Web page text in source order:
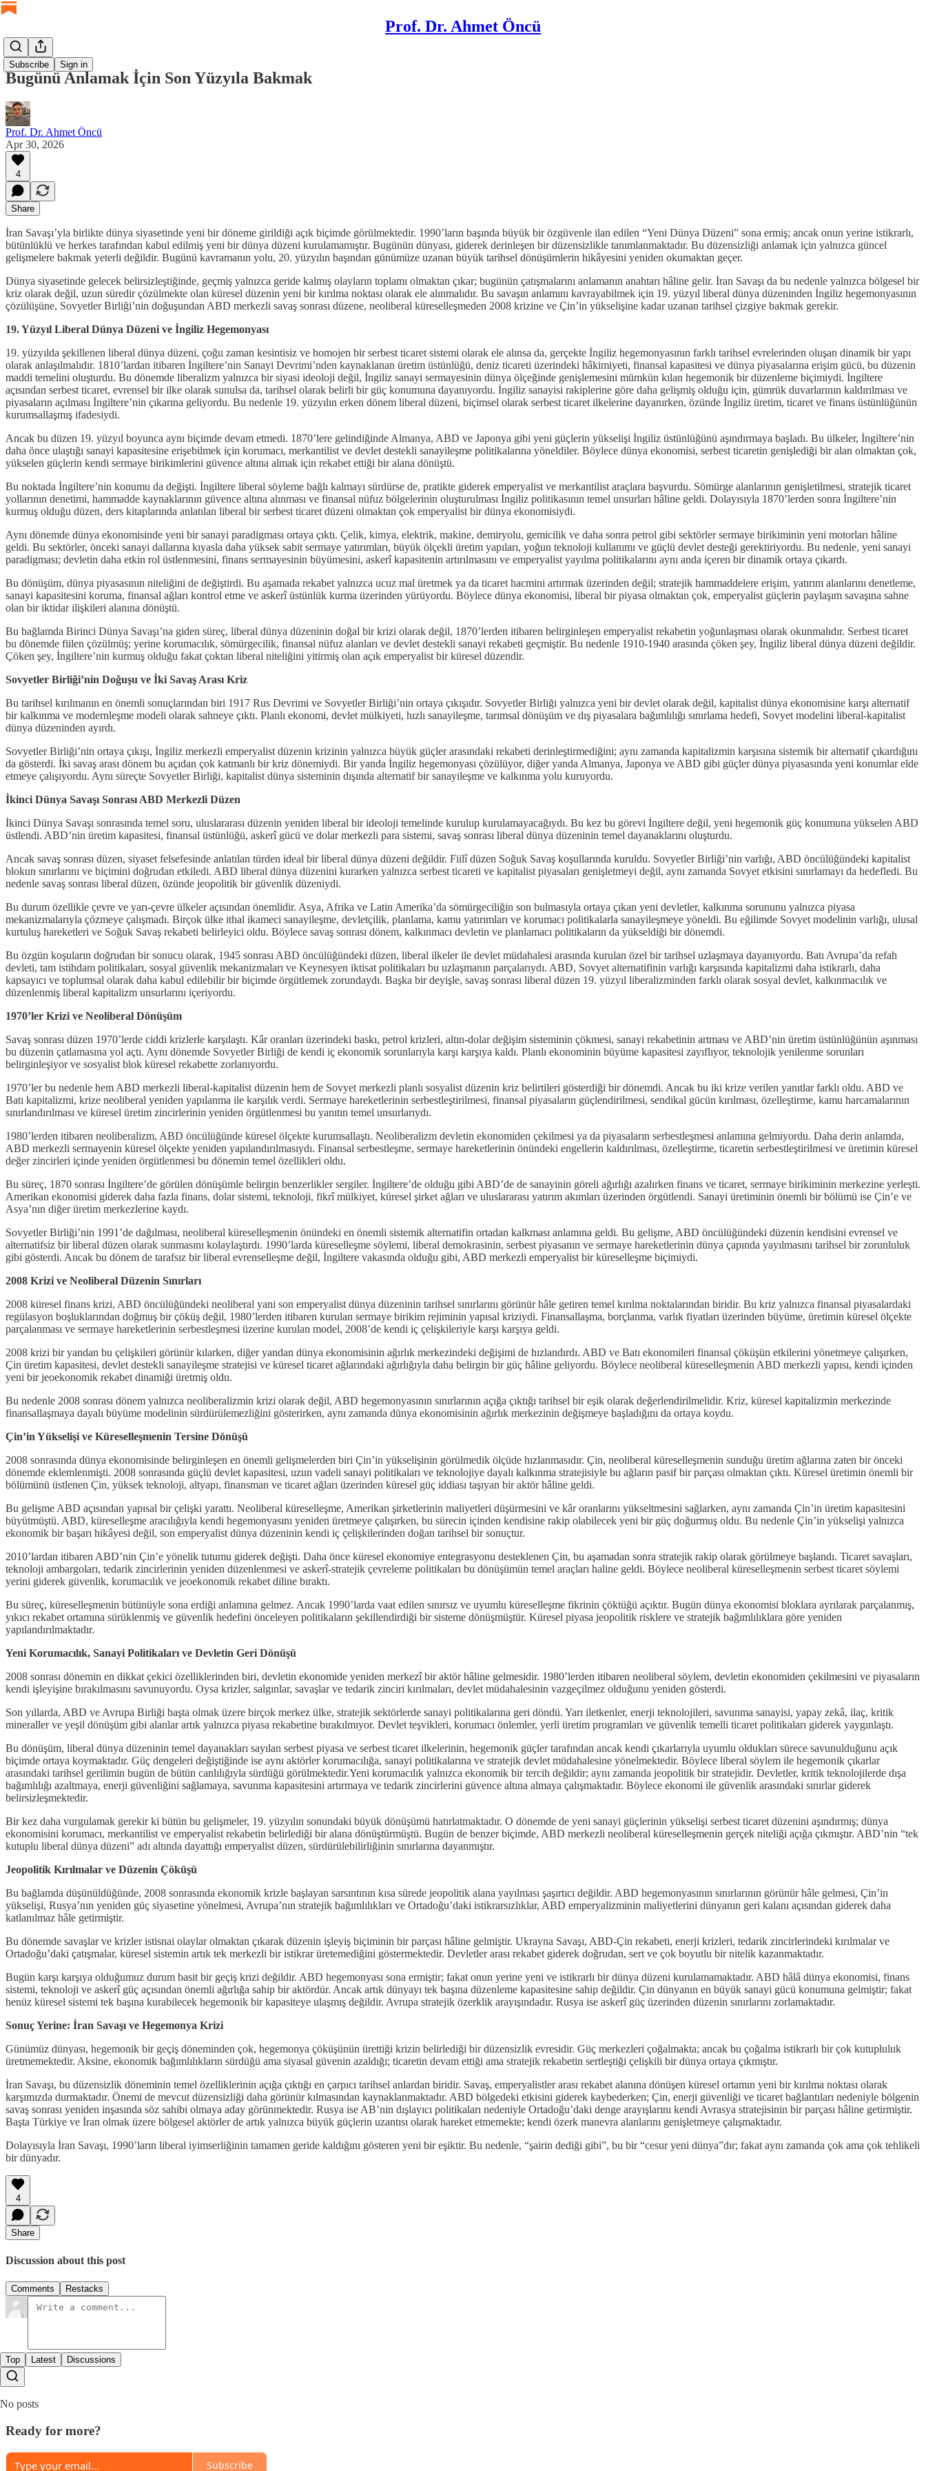
Prof. Dr. Ahmet Öncü
Subscribe Sign in
Bugünü Anlamak İçin Son Yüzyıla Bakmak
Prof. Dr. Ahmet Öncü
Apr 30, 2026
4
Share
İran Savaşı’yla birlikte dünya siyasetinde yeni bir döneme girildiği açık biçimde görülmektedir. 1990’ların başında büyük bir özgüvenle ilan edilen “Yeni Dünya Düzeni” sona ermiş; ancak onun yerine istikrarlı,
bütünlüklü ve herkes tarafından kabul edilmiş yeni bir dünya düzeni kurulamamıştır. Bugünün dünyası, giderek derinleşen bir düzensizlikle tanımlanmaktadır. Bu düzensizliği anlamak için yalnızca güncel
gelişmelere bakmak yeterli değildir. Bugünü kavramanın yolu, 20. yüzyılın başından günümüze uzanan büyük tarihsel dönüşümlerin hikâyesini yeniden okumaktan geçer.
Dünya siyasetinde gelecek belirsizleştiğinde, geçmiş yalnızca geride kalmış olayların toplamı olmaktan çıkar; bugünün çatışmalarını anlamanın anahtarı hâline gelir. İran Savaşı da bu nedenle yalnızca bölgesel bir
kriz olarak değil, uzun süredir çözülmekte olan küresel düzenin yeni bir kırılma noktası olarak ele alınmalıdır. Bu savaşın anlamını kavrayabilmek için 19. yüzyıl liberal dünya düzeninden İngiliz hegemonyasının
çözülüşüne, Sovyetler Birliği’nin doğuşundan ABD merkezli savaş sonrası düzene, neoliberal küreselleşmeden 2008 krizine ve Çin’in yükselişine kadar uzanan tarihsel çizgiye bakmak gerekir.
19. Yüzyıl Liberal Dünya Düzeni ve İngiliz Hegemonyası
19. yüzyılda şekillenen liberal dünya düzeni, çoğu zaman kesintisiz ve homojen bir serbest ticaret sistemi olarak ele alınsa da, gerçekte İngiliz hegemonyasının farklı tarihsel evrelerinden oluşan dinamik bir yapı
olarak anlaşılmalıdır. 1810’lardan itibaren İngiltere’nin Sanayi Devrimi’nden kaynaklanan üretim üstünlüğü, deniz ticareti üzerindeki hâkimiyeti, finansal kapasitesi ve dünya piyasalarına erişim gücü, bu düzenin
maddi temelini oluşturdu. Bu dönemde liberalizm yalnızca bir siyasi ideoloji değil, İngiliz sanayi sermayesinin dünya ölçeğinde genişlemesini mümkün kılan hegemonik bir düzenleme biçimiydi. İngiltere
açısından serbest ticaret, evrensel bir ilke olarak sunulsa da, tarihsel olarak belirli bir güç konumuna dayanıyordu. İngiliz sanayisi rakiplerine göre daha gelişmiş olduğu için, gümrük duvarlarının kaldırılması ve
piyasaların açılması İngiltere’nin çıkarına geliyordu. Bu nedenle 19. yüzyılın erken dönem liberal düzeni, biçimsel olarak serbest ticaret ilkelerine dayanırken, özünde İngiliz üretim, ticaret ve finans üstünlüğünün
kurumsallaşmış ifadesiydi.
Ancak bu düzen 19. yüzyıl boyunca aynı biçimde devam etmedi. 1870’lere gelindiğinde Almanya, ABD ve Japonya gibi yeni güçlerin yükselişi İngiliz üstünlüğünü aşındırmaya başladı. Bu ülkeler, İngiltere’nin
daha önce ulaştığı sanayi kapasitesine erişebilmek için korumacı, merkantilist ve devlet destekli sanayileşme politikalarına yöneldiler. Böylece dünya ekonomisi, serbest ticaretin genişlediği bir alan olmaktan çok,
yükselen güçlerin kendi sermaye birikimlerini güvence altına almak için rekabet ettiği bir alana dönüştü.
Bu noktada İngiltere’nin konumu da değişti. İngiltere liberal söyleme bağlı kalmayı sürdürse de, pratikte giderek emperyalist ve merkantilist araçlara başvurdu. Sömürge alanlarının genişletilmesi, stratejik ticaret
yollarının denetimi, hammadde kaynaklarının güvence altına alınması ve finansal nüfuz bölgelerinin oluşturulması İngiliz politikasının temel unsurları hâline geldi. Dolayısıyla 1870’lerden sonra İngiltere’nin
kurmuş olduğu düzen, ders kitaplarında anlatılan liberal bir serbest ticaret düzeni olmaktan çok emperyalist bir dünya ekonomisiydi.
Aynı dönemde dünya ekonomisinde yeni bir sanayi paradigması ortaya çıktı. Çelik, kimya, elektrik, makine, demiryolu, gemicilik ve daha sonra petrol gibi sektörler sermaye birikiminin yeni motorları hâline
geldi. Bu sektörler, önceki sanayi dallarına kıyasla daha yüksek sabit sermaye yatırımları, büyük ölçekli üretim yapıları, yoğun teknoloji kullanımı ve güçlü devlet desteği gerektiriyordu. Bu nedenle, yeni sanayi
paradigması; devletin daha etkin rol üstlenmesini, finans sermayesinin büyümesini, askerî kapasitenin artırılmasını ve emperyalist yayılma politikalarını aynı anda içeren bir dinamik ortaya çıkardı.
Bu dönüşüm, dünya piyasasının niteliğini de değiştirdi. Bu aşamada rekabet yalnızca ucuz mal üretmek ya da ticaret hacmini artırmak üzerinden değil; stratejik hammaddelere erişim, yatırım alanlarını denetleme,
sanayi kapasitesini koruma, finansal ağları kontrol etme ve askerî üstünlük kurma üzerinden yürüyordu. Böylece dünya ekonomisi, liberal bir piyasa olmaktan çok, emperyalist güçlerin paylaşım savaşına sahne
olan bir iktidar ilişkileri alanına dönüştü.
Bu bağlamda Birinci Dünya Savaşı’na giden süreç, liberal dünya düzeninin doğal bir krizi olarak değil, 1870’lerden itibaren belirginleşen emperyalist rekabetin yoğunlaşması olarak okunmalıdır. Serbest ticaret
bu dönemde fiilen çözülmüş; yerine korumacılık, sömürgecilik, finansal nüfuz alanları ve devlet destekli sanayi rekabeti geçmiştir. Bu nedenle 1910-1940 arasında çöken şey, İngiliz liberal dünya düzeni değildir.
Çöken şey, İngiltere’nin kurmuş olduğu fakat çoktan liberal niteliğini yitirmiş olan açık emperyalist bir küresel düzendir.
Sovyetler Birliği’nin Doğuşu ve İki Savaş Arası Kriz
Bu tarihsel kırılmanın en önemli sonuçlarından biri 1917 Rus Devrimi ve Sovyetler Birliği’nin ortaya çıkışıdır. Sovyetler Birliği yalnızca yeni bir devlet olarak değil, kapitalist dünya ekonomisine karşı alternatif
bir kalkınma ve modernleşme modeli olarak sahneye çıktı. Planlı ekonomi, devlet mülkiyeti, hızlı sanayileşme, tarımsal dönüşüm ve dış piyasalara bağımlılığı sınırlama hedefi, Sovyet modelini liberal-kapitalist
dünya düzeninden ayırdı.
Sovyetler Birliği’nin ortaya çıkışı, İngiliz merkezli emperyalist düzenin krizinin yalnızca büyük güçler arasındaki rekabeti derinleştirmediğini; aynı zamanda kapitalizmin karşısına sistemik bir alternatif çıkardığını
da gösterdi. İki savaş arası dönem bu açıdan çok katmanlı bir kriz dönemiydi. Bir yanda İngiliz hegemonyası çözülüyor, diğer yanda Almanya, Japonya ve ABD gibi güçler dünya piyasasında yeni konumlar elde
etmeye çalışıyordu. Aynı süreçte Sovyetler Birliği, kapitalist dünya sisteminin dışında alternatif bir sanayileşme ve kalkınma yolu kuruyordu.
İkinci Dünya Savaşı Sonrası ABD Merkezli Düzen
İkinci Dünya Savaşı sonrasında temel soru, uluslararası düzenin yeniden liberal bir ideoloji temelinde kurulup kurulamayacağıydı. Bu kez bu görevi İngiltere değil, yeni hegemonik güç konumuna yükselen ABD
üstlendi. ABD’nin üretim kapasitesi, finansal üstünlüğü, askerî gücü ve dolar merkezli para sistemi, savaş sonrası liberal dünya düzeninin temel dayanaklarını oluşturdu.
Ancak savaş sonrası düzen, siyaset felsefesinde anlatılan türden ideal bir liberal dünya düzeni değildir. Fiilî düzen Soğuk Savaş koşullarında kuruldu. Sovyetler Birliği’nin varlığı, ABD öncülüğündeki kapitalist
blokun sınırlarını ve biçimini doğrudan etkiledi. ABD liberal dünya düzenini kurarken yalnızca serbest ticareti ve kapitalist piyasaları genişletmeyi değil, aynı zamanda Sovyet etkisini sınırlamayı da hedefledi. Bu
nedenle savaş sonrası liberal düzen, özünde jeopolitik bir güvenlik düzeniydi.
Bu durum özellikle çevre ve yarı-çevre ülkeler açısından önemlidir. Asya, Afrika ve Latin Amerika’da sömürgeciliğin son bulmasıyla ortaya çıkan yeni devletler, kalkınma sorununu yalnızca piyasa
mekanizmalarıyla çözmeye çalışmadı. Birçok ülke ithal ikameci sanayileşme, devletçilik, planlama, kamu yatırımları ve korumacı politikalarla sanayileşmeye yöneldi. Bu eğilimde Sovyet modelinin varlığı, ulusal
kurtuluş hareketleri ve Soğuk Savaş rekabeti belirleyici oldu. Böylece savaş sonrası dönem, kalkınmacı devletin ve planlamacı politikaların da yükseldiği bir dönemdi.
Bu özgün koşuların doğrudan bir sonucu olarak, 1945 sonrası ABD öncülüğündeki düzen, liberal ilkeler ile devlet müdahalesi arasında kurulan özel bir tarihsel uzlaşmaya dayanıyordu. Batı Avrupa’da refah
devleti, tam istihdam politikaları, sosyal güvenlik mekanizmaları ve Keynesyen iktisat politikaları bu uzlaşmanın parçalarıydı. ABD, Sovyet alternatifinin varlığı karşısında kapitalizmi daha istikrarlı, daha
kapsayıcı ve toplumsal olarak daha kabul edilebilir bir biçimde örgütlemek zorundaydı. Başka bir deyişle, savaş sonrası liberal düzen 19. yüzyıl liberalizminden farklı olarak sosyal devlet, kalkınmacılık ve
düzenlenmiş liberal kapitalizm unsurlarını içeriyordu.
1970’ler Krizi ve Neoliberal Dönüşüm
Savaş sonrası düzen 1970’lerde ciddi krizlerle karşılaştı. Kâr oranları üzerindeki baskı, petrol krizleri, altın-dolar değişim sisteminin çökmesi, sanayi rekabetinin artması ve ABD’nin üretim üstünlüğünün aşınması
bu düzenin çatlamasına yol açtı. Aynı dönemde Sovyetler Birliği de kendi iç ekonomik sorunlarıyla karşı karşıya kaldı. Planlı ekonominin büyüme kapasitesi zayıflıyor, teknolojik yenilenme sorunları
belirginleşiyor ve sosyalist blok küresel rekabette zorlanıyordu.
1970’ler bu nedenle hem ABD merkezli liberal-kapitalist düzenin hem de Sovyet merkezli planlı sosyalist düzenin kriz belirtileri gösterdiği bir dönemdi. Ancak bu iki krize verilen yanıtlar farklı oldu. ABD ve
Batı kapitalizmi, krize neoliberal yeniden yapılanma ile karşılık verdi. Sermaye hareketlerinin serbestleştirilmesi, finansal piyasaların güçlendirilmesi, sendikal gücün kırılması, özelleştirme, kamu harcamalarının
sınırlandırılması ve küresel üretim zincirlerinin yeniden örgütlenmesi bu yanıtın temel unsurlarıydı.
1980’lerden itibaren neoliberalizm, ABD öncülüğünde küresel ölçekte kurumsallaştı. Neoliberalizm devletin ekonomiden çekilmesi ya da piyasaların serbestleşmesi anlamına gelmiyordu. Daha derin anlamda,
ABD merkezli sermayenin küresel ölçekte yeniden yapılandırılmasıydı. Finansal serbestleşme, sermaye hareketlerinin önündeki engellerin kaldırılması, özelleştirme, ticaretin serbestleştirilmesi ve üretimin küresel
değer zincirleri içinde yeniden örgütlenmesi bu dönemin temel özellikleri oldu.
Bu süreç, 1870 sonrası İngiltere’de görülen dönüşümle belirgin benzerlikler sergiler. İngiltere’de olduğu gibi ABD’de de sanayinin göreli ağırlığı azalırken finans ve ticaret, sermaye birikiminin merkezine yerleşti.
Amerikan ekonomisi giderek daha fazla finans, dolar sistemi, teknoloji, fikrî mülkiyet, küresel şirket ağları ve uluslararası yatırım akımları üzerinden örgütlendi. Sanayi üretiminin önemli bir bölümü ise Çin’e ve
Asya’nın diğer üretim merkezlerine kaydı.
Sovyetler Birliği’nin 1991’de dağılması, neoliberal küreselleşmenin önündeki en önemli sistemik alternatifin ortadan kalkması anlamına geldi. Bu gelişme, ABD öncülüğündeki düzenin kendisini evrensel ve
alternatifsiz bir liberal düzen olarak sunmasını kolaylaştırdı. 1990’larda küreselleşme söylemi, liberal demokrasinin, serbest piyasanın ve sermaye hareketlerinin dünya çapında yayılmasını tarihsel bir zorunluluk
gibi gösterdi. Ancak bu dönem de tarafsız bir liberal evrenselleşme değil, İngiltere vakasında olduğu gibi, ABD merkezli emperyalist bir küreselleşme biçimiydi.
2008 Krizi ve Neoliberal Düzenin Sınırları
2008 küresel finans krizi, ABD öncülüğündeki neoliberal yani son emperyalist dünya düzeninin tarihsel sınırlarını görünür hâle getiren temel kırılma noktalarından biridir. Bu kriz yalnızca finansal piyasalardaki
regülasyon boşluklarından doğmuş bir çöküş değil, 1980’lerden itibaren kurulan sermaye birikim rejiminin yapısal kriziydi. Finansallaşma, borçlanma, varlık fiyatları üzerinden büyüme, üretimin küresel ölçekte
parçalanması ve sermaye hareketlerinin serbestleşmesi üzerine kurulan model, 2008’de kendi iç çelişkileriyle karşı karşıya geldi.
2008 krizi bir yandan bu çelişkileri görünür kılarken, diğer yandan dünya ekonomisinin ağırlık merkezindeki değişimi de hızlandırdı. ABD ve Batı ekonomileri finansal çöküşün etkilerini yönetmeye çalışırken,
Çin üretim kapasitesi, devlet destekli sanayileşme stratejisi ve küresel ticaret ağlarındaki ağırlığıyla daha belirgin bir güç hâline geliyordu. Böylece neoliberal küreselleşmenin ABD merkezli yapısı, kendi içinden
yeni bir jeoekonomik rekabet dinamiği üretmiş oldu.
Bu nedenle 2008 sonrası dönem yalnızca neoliberalizmin krizi olarak değil, ABD hegemonyasının sınırlarının açığa çıktığı tarihsel bir eşik olarak değerlendirilmelidir. Kriz, küresel kapitalizmin merkezinde
finansallaşmaya dayalı büyüme modelinin sürdürülemezliğini gösterirken, aynı zamanda dünya ekonomisinin ağırlık merkezinin değişmeye başladığını da ortaya koydu.
Çin’in Yükselişi ve Küreselleşmenin Tersine Dönüşü
2008 sonrasında dünya ekonomisinde belirginleşen en önemli gelişmelerden biri Çin’in yükselişinin görülmedik ölçüde hızlanmasıdır. Çin, neoliberal küreselleşmenin sunduğu üretim ağlarına zaten bir önceki
dönemde eklemlenmişti. 2008 sonrasında güçlü devlet kapasitesi, uzun vadeli sanayi politikaları ve teknolojiye dayalı kalkınma stratejisiyle bu ağların pasif bir parçası olmaktan çıktı. Küresel üretimin önemli bir
bölümünü üstlenen Çin, yüksek teknoloji, altyapı, finansman ve ticaret ağları üzerinden küresel güç iddiası taşıyan bir aktör hâline geldi.
Bu gelişme ABD açısından yapısal bir çelişki yarattı. Neoliberal küreselleşme, Amerikan şirketlerinin maliyetleri düşürmesini ve kâr oranlarını yükseltmesini sağlarken, aynı zamanda Çin’in üretim kapasitesini
büyütmüştü. ABD, küreselleşme aracılığıyla kendi hegemonyasını yeniden üretmeye çalışırken, bu sürecin içinden kendisine rakip olabilecek yeni bir güç doğurmuş oldu. Bu nedenle Çin’in yükselişi yalnızca
ekonomik bir başarı hikâyesi değil, son emperyalist dünya düzeninin kendi iç çelişkilerinden doğan tarihsel bir sonuçtur.
2010’lardan itibaren ABD’nin Çin’e yönelik tutumu giderek değişti. Daha önce küresel ekonomiye entegrasyonu desteklenen Çin, bu aşamadan sonra stratejik rakip olarak görülmeye başlandı. Ticaret savaşları,
teknoloji ambargoları, tedarik zincirlerinin yeniden düzenlenmesi ve askerî-stratejik çevreleme politikaları bu dönüşümün temel araçları haline geldi. Böylece neoliberal küreselleşmenin serbest ticaret söylemi
yerini giderek güvenlik, korumacılık ve jeoekonomik rekabet diline bıraktı.
Bu süreç, küreselleşmenin bütünüyle sona erdiği anlamına gelmez. Ancak 1990’larda vaat edilen sınırsız ve uyumlu küreselleşme fikrinin çöktüğü açıktır. Bugün dünya ekonomisi bloklara ayrılarak parçalanmış,
yıkıcı rekabet ortamına sürüklenmiş ve güvenlik hedefini önceleyen politikaların şekillendirdiği bir sisteme dönüşmüştür. Küresel piyasa jeopolitik risklere ve stratejik bağımlılıklara göre yeniden
yapılandırılmaktadır.
Yeni Korumacılık, Sanayi Politikaları ve Devletin Geri Dönüşü
2008 sonrası dönemin en dikkat çekici özelliklerinden biri, devletin ekonomide yeniden merkezî bir aktör hâline gelmesidir. 1980’lerden itibaren neoliberal söylem, devletin ekonomiden çekilmesini ve piyasaların
kendi işleyişine bırakılmasını savunuyordu. Oysa krizler, salgınlar, savaşlar ve tedarik zinciri kırılmaları, devlet müdahalesinin vazgeçilmez olduğunu yeniden gösterdi.
Son yıllarda, ABD ve Avrupa Birliği başta olmak üzere birçok merkez ülke, stratejik sektörlerde sanayi politikalarına geri döndü. Yarı iletkenler, enerji teknolojileri, savunma sanayisi, yapay zekâ, ilaç, kritik
mineraller ve yeşil dönüşüm gibi alanlar artık yalnızca piyasa rekabetine bırakılmıyor. Devlet teşvikleri, korumacı önlemler, yerli üretim programları ve güvenlik temelli ticaret politikaları giderek yaygınlaştı.
Bu dönüşüm, liberal dünya düzeninin temel dayanakları sayılan serbest piyasa ve serbest ticaret ilkelerinin, hegemonik güçler tarafından ancak kendi çıkarlarıyla uyumlu oldukları sürece savunulduğunu açık
biçimde ortaya koymaktadır. Güç dengeleri değiştiğinde ise aynı aktörler korumacılığa, sanayi politikalarına ve stratejik devlet müdahalesine yönelmektedir. Böylece liberal söylem ile hegemonik çıkarlar
arasındaki tarihsel gerilimin bugün de bütün canlılığıyla sürdüğü görülmektedir.Yeni korumacılık yalnızca ekonomik bir tercih değildir; aynı zamanda jeopolitik bir stratejidir. Devletler, kritik teknolojilerde dışa
bağımlılığı azaltmaya, enerji güvenliğini sağlamaya, savunma kapasitesini artırmaya ve tedarik zincirlerini güvence altına almaya çalışmaktadır. Böylece ekonomi ile güvenlik arasındaki sınırlar giderek
belirsizleşmektedir.
Bir kez daha vurgulamak gerekir ki bütün bu gelişmeler, 19. yüzyılın sonundaki büyük dönüşümü hatırlatmaktadır. O dönemde de yeni sanayi güçlerinin yükselişi serbest ticaret düzenini aşındırmış; dünya
ekonomisini korumacı, merkantilist ve emperyalist rekabetin belirlediği bir alana dönüştürmüştü. Bugün de benzer biçimde, ABD merkezli neoliberal küreselleşmenin gerçek niteliği açığa çıkmıştır. ABD’nin “tek
kutuplu liberal dünya düzeni” adı altında dayattığı emperyalist düzen, sürdürülebilirliğinin sınırlarına dayanmıştır.
Jeopolitik Kırılmalar ve Düzenin Çöküşü
Bu bağlamda düşünüldüğünde, 2008 sonrasında ekonomik krizle başlayan sarsıntının kısa sürede jeopolitik alana yayılması şaşırtıcı değildir. ABD hegemonyasının sınırlarının görünür hâle gelmesi, Çin’in
yükselişi, Rusya’nın yeniden güç siyasetine yönelmesi, Avrupa’nın stratejik bağımlılıkları ve Ortadoğu’daki istikrarsızlıklar, ABD emperyalizminin maliyetlerini dünyanın geri kalanı açısından giderek daha
katlanılmaz hâle getirmiştir.
Bu dönemde savaşlar ve krizler istisnai olaylar olmaktan çıkarak düzenin işleyiş biçiminin bir parçası hâline gelmiştir. Ukrayna Savaşı, ABD-Çin rekabeti, enerji krizleri, tedarik zincirlerindeki kırılmalar ve
Ortadoğu’daki çatışmalar, küresel sistemin artık tek merkezli bir istikrar üretemediğini göstermektedir. Devletler arası rekabet giderek doğrudan, sert ve çok boyutlu bir nitelik kazanmaktadır.
Bugün karşı karşıya olduğumuz durum basit bir geçiş krizi değildir. ABD hegemonyası sona ermiştir; fakat onun yerine yeni ve istikrarlı bir dünya düzeni kurulamamaktadır. ABD hâlâ dünya ekonomisi, finans
sistemi, teknoloji ve askerî güç açısından önemli ağırlığa sahip bir aktördür. Ancak artık dünyayı tek başına düzenleme kapasitesine sahip değildir. Çin dünyanın en büyük sanayi gücü konumuna gelmiştir; fakat
henüz küresel sistemi tek başına kurabilecek hegemonik bir kapasiteye ulaşmış değildir. Avrupa stratejik özerklik arayışındadır. Rusya ise askerî güç üzerinden düzenin sınırlarını zorlamaktadır.
Sonuç Yerine: İran Savaşı ve Hegemonya Krizi
Günümüz dünyası, hegemonik bir geçiş döneminden çok, hegemonya çöküşünün ürettiği krizin belirlediği bir düzensizlik evresidir. Güç merkezleri çoğalmakta; ancak bu çoğalma istikrarlı bir çok kutupluluk
üretmemektedir. Aksine, ekonomik bağımlılıkların sürdüğü ama siyasal güvenin azaldığı; ticaretin devam ettiği ama stratejik rekabetin sertleştiği çelişkili bir dünya ortaya çıkmıştır.
İran Savaşı, bu düzensizlik döneminin temel özelliklerinin açığa çıktığı en çarpıcı tarihsel anlardan biridir. Savaş, emperyalistler arası rekabet alanına dönüşen küresel ortamın yeni bir kırılma noktası olarak
karşımızda durmaktadır. Önemi de mevcut düzensizliği daha görünür kılmasından kaynaklanmaktadır. ABD bölgedeki etkisini giderek kaybederken; Çin, enerji güvenliği ve ticaret bağlantıları nedeniyle bölgenin
savaş sonrası yeniden inşasında söz sahibi olmaya aday görünmektedir. Rusya ise AB’nin dışlayıcı politikaları nedeniyle Ortadoğu’daki denge arayışlarını kendi Avrasya stratejisinin bir parçası hâline getirmiştir.
Başta Türkiye ve İran olmak üzere bölgesel aktörler de artık yalnızca büyük güçlerin uzantısı olarak hareket etmemekte; kendi özerk manevra alanlarını genişletmeye çalışmaktadır.
Dolayısıyla İran Savaşı, 1990’ların liberal iyimserliğinin tamamen geride kaldığını gösteren yeni bir eşiktir. Bu nedenle, “şairin dediği gibi”, bu bir “cesur yeni dünya”dır; fakat aynı zamanda çok ama çok tehlikeli
bir dünyadır.
4
Share
Discussion about this post
Comments Restacks
Top Latest Discussions
No posts
Ready for more?
Subscribe